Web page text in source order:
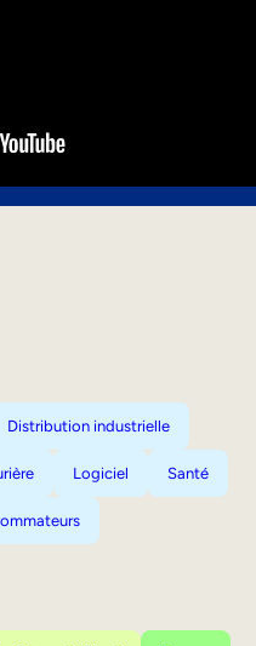
Distribution industrielle
Logiciel Santé